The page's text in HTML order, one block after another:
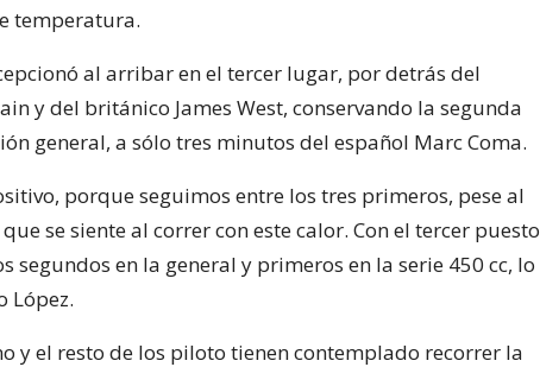
temperatura.
al arribar en el tercer lugar, por detrás del
y del británico James West, conservando la segunda
general, a sólo tres minutos del español Marc Coma.
porque seguimos entre los tres primeros, pese al
se siente al correr con este calor. Con el tercer puesto
segundos en la general y primeros en la serie 450 cc, lo
López.
y el resto de los piloto tienen contemplado recorrer la